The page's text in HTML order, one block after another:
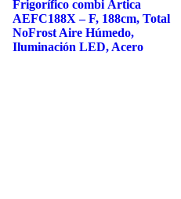
Frigorífico combi Ártica
AEFC188X – F, 188cm, Total
NoFrost Aire Húmedo,
Iluminación LED, Acero